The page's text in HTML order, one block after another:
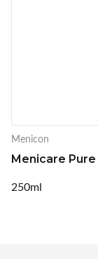
Menicon
Menicare Pure
250ml